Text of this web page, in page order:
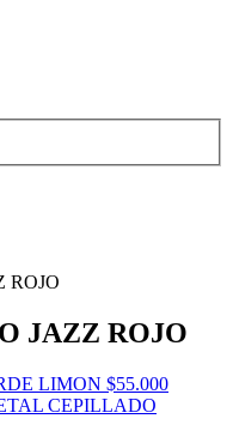
ROJO
JAZZ ROJO
LIMON $55.000
CEPILLADO